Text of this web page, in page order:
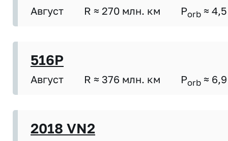
Август R ≈ 270 млн. км Porb ≈ 4,5
516P
Август R ≈ 376 млн. км Porb ≈ 6,9
2018 VN2